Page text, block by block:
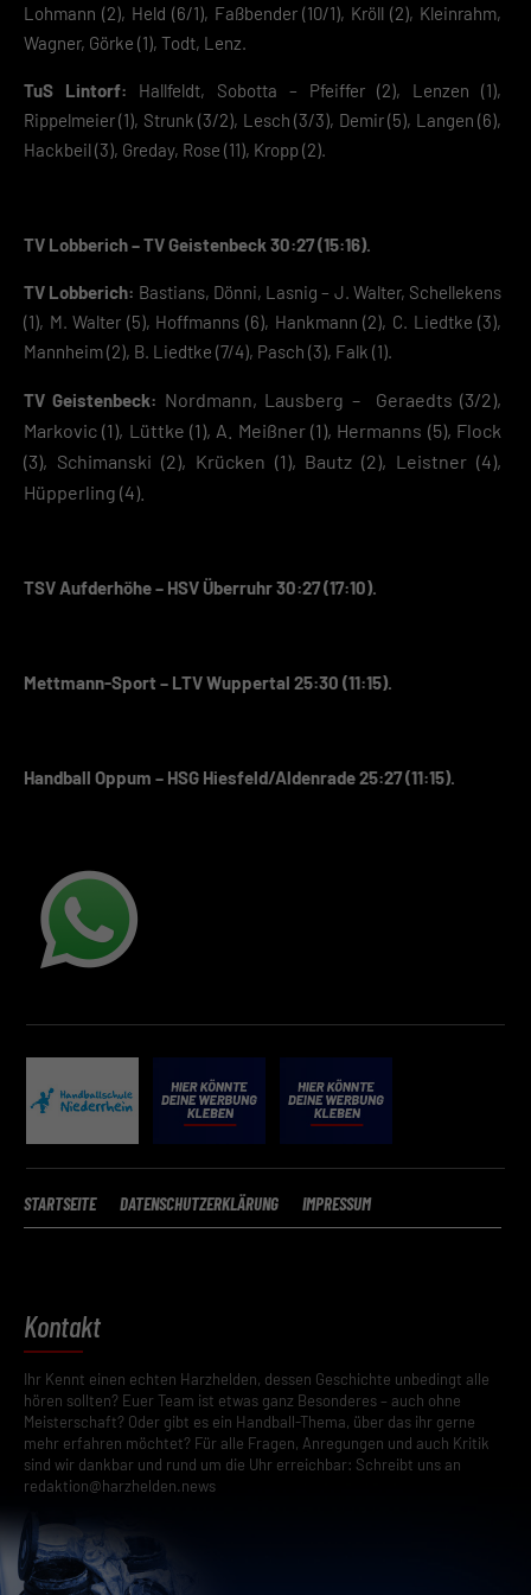
Lohmann (2), Held (6/1), Faßbender (10/1), Kröll (2), Kleinrahm,
Wagner, Görke (1), Todt, Lenz.
TuS Lintorf: Hallfeldt, Sobotta – Pfeiffer (2), Lenzen (1),
Rippelmeier (1), Strunk (3/2), Lesch (3/3), Demir (5), Langen (6),
Hackbeil (3), Greday, Rose (11), Kropp (2).
TV Lobberich – TV Geistenbeck 30:27 (15:16).
TV Lobberich: Bastians, Dönni, Lasnig – J. Walter, Schellekens
(1), M. Walter (5), Hoffmanns (6), Hankmann (2), C. Liedtke (3),
Mannheim (2), B. Liedtke (7/4), Pasch (3), Falk (1).
TV Geistenbeck: Nordmann, Lausberg – Geraedts (3/2),
Markovic (1), Lüttke (1), A. Meißner (1), Hermanns (5), Flock
(3), Schimanski (2), Krücken (1), Bautz (2), Leistner (4),
Hüpperling (4).
TSV Aufderhöhe – HSV Überruhr 30:27 (17:10).
Mettmann-Sport – LTV Wuppertal 25:30 (11:15).
Handball Oppum – HSG Hiesfeld/Aldenrade 25:27 (11:15).
STARTSEITE DATENSCHUTZERKLÄRUNG IMPRESSUM
Kontakt
Ihr Kennt einen echten Harzhelden, dessen Geschichte unbedingt alle
hören sollten? Euer Team ist etwas ganz Besonderes – auch ohne
Meisterschaft? Oder gibt es ein Handball-Thema, über das ihr gerne
mehr erfahren möchtet? Für alle Fragen, Anregungen und auch Kritik
sind wir dankbar und rund um die Uhr erreichbar: Schreibt uns an
redaktion@harzhelden.news
Speichern
Datenschutzeinstellungen
Essenziell (2)
Essenzielle Cookies ermöglichen grundlegende Funktionen und sind für die
Datenschutzerklärung